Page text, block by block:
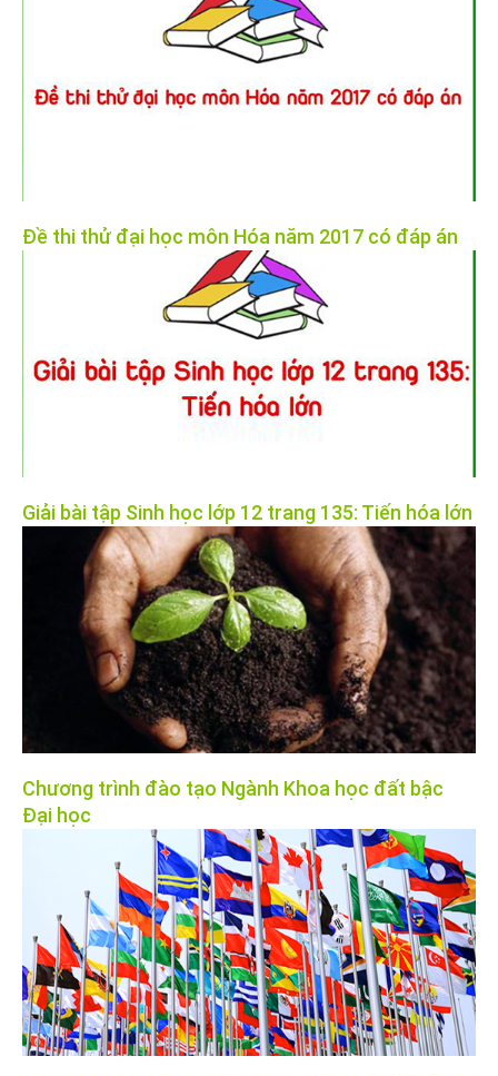
Đề thi thử đại học môn Hóa năm 2017 có đáp án
Giải bài tập Sinh học lớp 12 trang 135: Tiến hóa lớn
Chương trình đào tạo Ngành Khoa học đất bậc
Đại học